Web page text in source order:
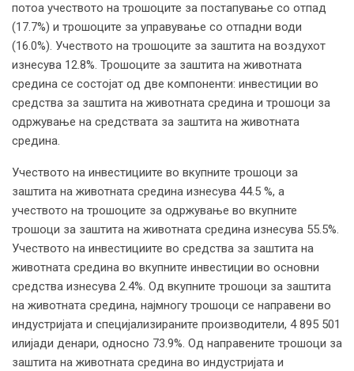
потоа учеството на трошоците за постапување со отпад
(17.7%) и трошоците за управување со отпадни води
(16.0%). Учеството на трошоците за заштита на воздухот
изнесува 12.8%. Трошоците за заштита на животната
средина се состојат од две компоненти: инвестиции во
средства за заштита на животната средина и трошоци за
одржување на средствата за заштита на животната
средина.
Учеството на инвестициите во вкупните трошоци за
заштита на животната средина изнесува 44.5 %, а
учеството на трошоците за одржување во вкупните
трошоци за заштита на животната средина изнесува 55.5%.
Учеството на инвестициите во средства за заштита на
животната средина во вкупните инвестиции во основни
средства изнесува 2.4%. Од вкупните трошоци за заштита
на животната средина, најмногу трошоци се направени во
индустријата и специјализираните производители, 4 895 501
илијади денари, односно 73.9%. Од направените трошоци за
заштита на животната средина во индустријата и